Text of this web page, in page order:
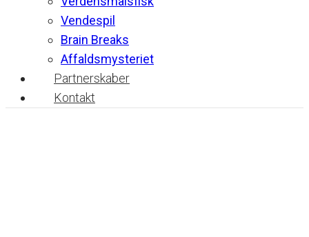
Vendespil
Brain Breaks
Affaldsmysteriet
Partnerskaber
Kontakt